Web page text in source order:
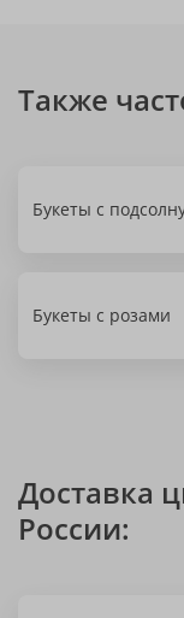
Также
Букеты с
Букеты с розами
Доставка
России: